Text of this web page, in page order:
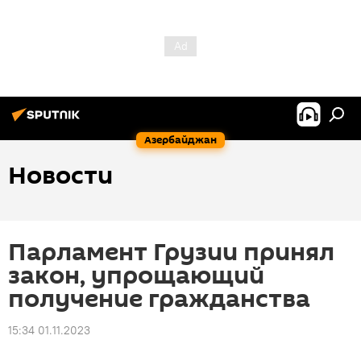
Азербайджан
Новости
Парламент Грузии принял
закон, упрощающий
получение гражданства
15:34 01.11.2023